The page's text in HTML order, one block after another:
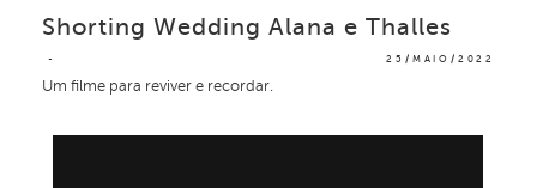
25/MAIO/2022
Shorting Wedding Alana e Thalles
Um filme para reviver e recordar.